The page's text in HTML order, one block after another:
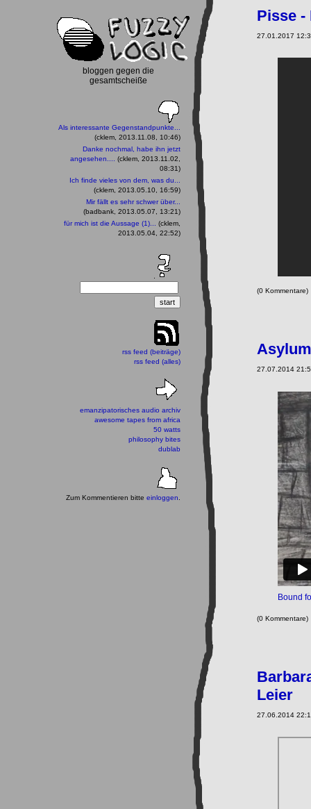
Pisse -
27.01.2017
(0
27.07.2014
Bound
(0
Leier
27.06.2014
bloggen gegen die
gesamtscheiße
Als interessante Gegenstandpunkte...
(cklem, 2013.11.08, 10:46)
Danke nochmal, habe ihn jetzt
angesehen....
(cklem, 2013.11.02,
08:31)
Ich finde vieles von dem, was du...
(cklem, 2013.05.10, 16:59)
Mir fällt es sehr schwer über...
(badbank, 2013.05.07, 13:21)
für mich ist die Aussage (1)...
(cklem,
2013.05.04, 22:52)
rss feed (beiträge)
rss feed (alles)
emanzipatorisches audio archiv
awesome tapes from africa
50 watts
philosophy bites
dublab
Zum Kommentieren bitte einloggen